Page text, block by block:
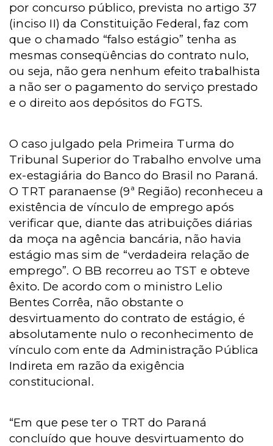
por concurso público, prevista no artigo 37
(inciso II) da Constituição Federal, faz com
que o chamado “falso estágio” tenha as
mesmas conseqüências do contrato nulo,
ou seja, não gera nenhum efeito trabalhista
a não ser o pagamento do serviço prestado
e o direito aos depósitos do FGTS.
O caso julgado pela Primeira Turma do
Tribunal Superior do Trabalho envolve uma
ex-estagiária do Banco do Brasil no Paraná.
O TRT paranaense (9ª Região) reconheceu a
existência de vínculo de emprego após
verificar que, diante das atribuições diárias
da moça na agência bancária, não havia
estágio mas sim de “verdadeira relação de
emprego”. O BB recorreu ao TST e obteve
êxito. De acordo com o ministro Lelio
Bentes Corrêa, não obstante o
desvirtuamento do contrato de estágio, é
absolutamente nulo o reconhecimento de
vínculo com ente da Administração Pública
Indireta em razão da exigência
constitucional.
“Em que pese ter o TRT do Paraná
concluído que houve desvirtuamento do